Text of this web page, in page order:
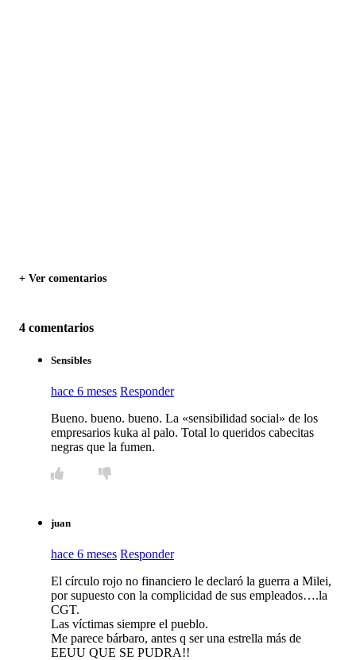
+ Ver comentarios
4 comentarios
Sensibles
hace 6 meses Responder
Bueno. bueno. bueno. La «sensibilidad social» de los
empresarios kuka al palo. Total lo queridos cabecitas
negras que la fumen.
juan
hace 6 meses Responder
El círculo rojo no financiero le declaró la guerra a Milei,
por supuesto con la complicidad de sus empleados….la
CGT.
Las víctimas siempre el pueblo.
Me parece bárbaro, antes q ser una estrella más de
EEUU QUE SE PUDRA!!